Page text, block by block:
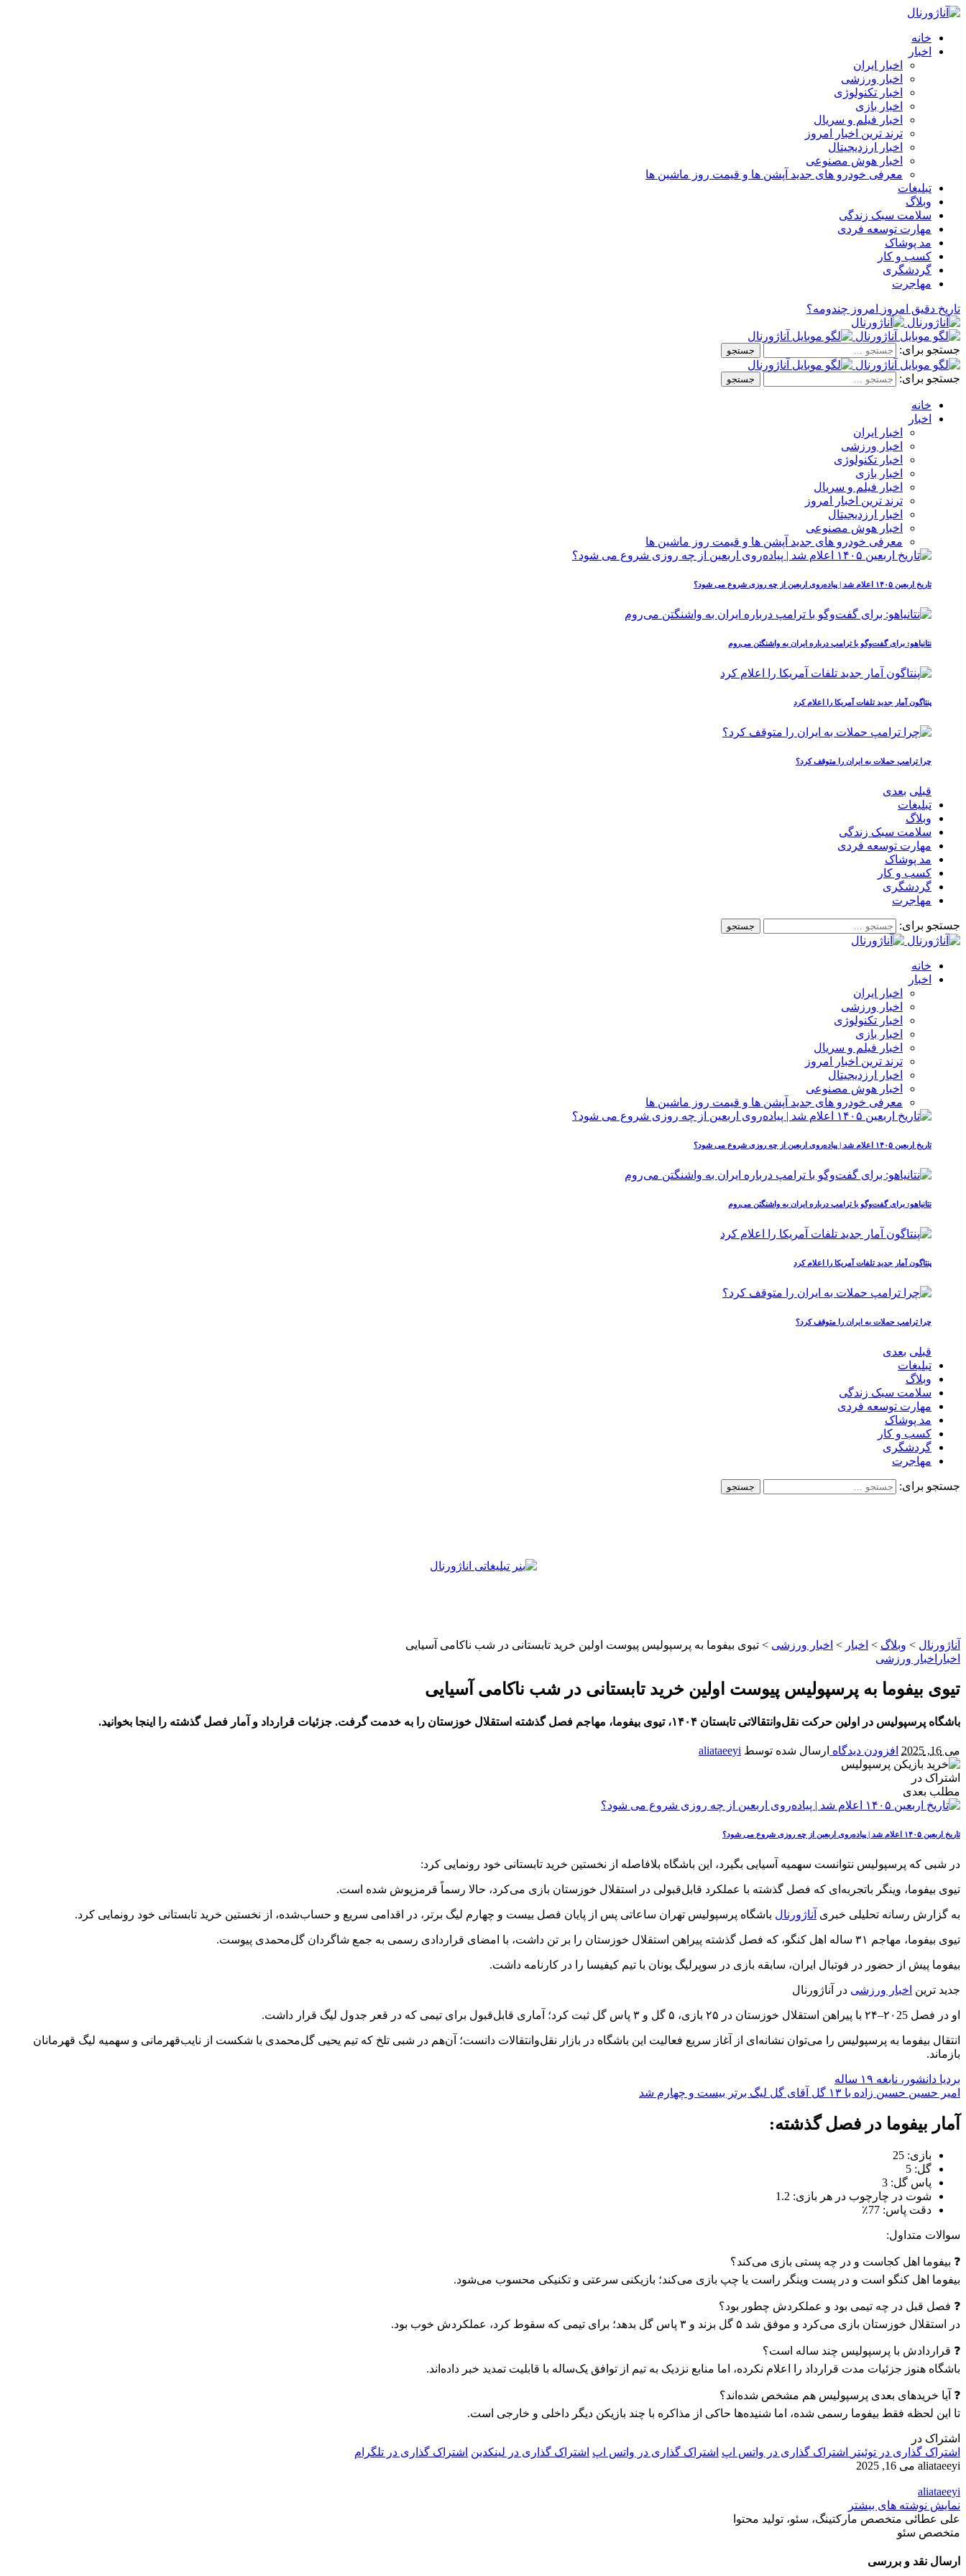
خانه
اخبار
اخبار ایران
اخبار ورزشی
اخبار تکنولوژی
اخبار بازی
اخبار فیلم و سریال
ترند ترین اخبار امروز
اخبار ارزدیجیتال
اخبار هوش مصنوعی
معرفی خودرو های جدید آپشن‌ ها و قیمت روز ماشین‌ ها
تبلیغات
وبلاگ
سلامت سبک زندگی
مهارت توسعه فردی
مد پوشاک
کسب و کار
گردشگری
مهاجرت
تاریخ دقیق امروز امروز چندومه؟
جستجو برای:
جستجو برای:
خانه
اخبار
اخبار ایران
اخبار ورزشی
اخبار تکنولوژی
اخبار بازی
اخبار فیلم و سریال
ترند ترین اخبار امروز
اخبار ارزدیجیتال
اخبار هوش مصنوعی
معرفی خودرو های جدید آپشن‌ ها و قیمت روز ماشین‌ ها
تاریخ اربعین ۱۴۰۵ اعلام شد | پیاده‌روی اربعین از چه روزی شروع می‌ شود؟
نتانیاهو: برای گفت‌وگو با ترامپ درباره ایران به واشنگتن می‌روم
پنتاگون آمار جدید تلفات آمریکا را اعلام کرد
چرا ترامپ حملات به ایران را متوقف کرد؟
قبلی بعدی
تبلیغات
وبلاگ
سلامت سبک زندگی
مهارت توسعه فردی
مد پوشاک
کسب و کار
گردشگری
مهاجرت
جستجو برای:
خانه
اخبار
اخبار ایران
اخبار ورزشی
اخبار تکنولوژی
اخبار بازی
اخبار فیلم و سریال
ترند ترین اخبار امروز
اخبار ارزدیجیتال
اخبار هوش مصنوعی
معرفی خودرو های جدید آپشن‌ ها و قیمت روز ماشین‌ ها
تاریخ اربعین ۱۴۰۵ اعلام شد | پیاده‌روی اربعین از چه روزی شروع می‌ شود؟
نتانیاهو: برای گفت‌وگو با ترامپ درباره ایران به واشنگتن می‌روم
پنتاگون آمار جدید تلفات آمریکا را اعلام کرد
چرا ترامپ حملات به ایران را متوقف کرد؟
قبلی بعدی
تبلیغات
وبلاگ
سلامت سبک زندگی
مهارت توسعه فردی
مد پوشاک
کسب و کار
گردشگری
مهاجرت
جستجو برای:
آناژورنال > وبلاگ > اخبار > اخبار ورزشی > تیوی بیفوما به پرسپولیس پیوست اولین خرید تابستانی در شب ناکامی آسیایی
اخبار اخبار ورزشی
تیوی بیفوما به پرسپولیس پیوست اولین خرید تابستانی در شب ناکامی آسیایی
باشگاه پرسپولیس در اولین حرکت نقل‌وانتقالاتی تابستان ۱۴۰۴، تیوی بیفوما، مهاجم فصل گذشته استقلال خوزستان را به خدمت گرفت. جزئیات قرارداد و آمار فصل گذشته را اینجا بخوانید.
می 16, 2025 افزودن دیدگاه ارسال شده توسط aliataeeyi
اشتراک در
مطلب بعدی
تاریخ اربعین ۱۴۰۵ اعلام شد | پیاده‌روی اربعین از چه روزی شروع می‌ شود؟
در شبی که پرسپولیس نتوانست سهمیه آسیایی بگیرد، این باشگاه بلافاصله از نخستین خرید تابستانی خود رونمایی کرد:
تیوی بیفوما، وینگر باتجربه‌ای که فصل گذشته با عملکرد قابل‌قبولی در استقلال خوزستان بازی می‌کرد، حالا رسماً قرمزپوش شده است.
به گزارش رسانه تحلیلی خبری آناژورنال باشگاه پرسپولیس تهران ساعاتی پس از پایان فصل بیست و چهارم لیگ برتر، در اقدامی سریع و حساب‌شده، از نخستین خرید تابستانی خود رونمایی کرد.
تیوی بیفوما، مهاجم ۳۱ ساله اهل کنگو، که فصل گذشته پیراهن استقلال خوزستان را بر تن داشت، با امضای قراردادی رسمی به جمع شاگردان گل‌محمدی پیوست.
بیفوما پیش از حضور در فوتبال ایران، سابقه بازی در سوپرلیگ یونان با تیم کیفیسا را در کارنامه داشت.
جدید ترین اخبار ورزشی در آناژورنال
او در فصل ۲۰25–۲۴ با پیراهن استقلال خوزستان در ۲۵ بازی، ۵ گل و ۳ پاس گل ثبت کرد؛ آماری قابل‌قبول برای تیمی که در قعر جدول لیگ قرار داشت.
انتقال بیفوما به پرسپولیس را می‌توان نشانه‌ای از آغاز سریع فعالیت این باشگاه در بازار نقل‌وانتقالات دانست؛ آن‌هم در شبی تلخ که تیم یحیی گل‌محمدی با شکست از نایب‌قهرمانی و سهمیه لیگ قهرمانان
بازماند.
بردیا دانشور، نابغه ۱۹ ساله
امیر حسین حسین‌ زاده با ۱۳ گل آقای گل لیگ برتر بیست‌ و چهارم شد
آمار بیفوما در فصل گذشته:
بازی: 25
گل: 5
پاس گل: 3
شوت در چارچوب در هر بازی: 1.2
دقت پاس: 77٪
سوالات متداول:
❓ بیفوما اهل کجاست و در چه پستی بازی می‌کند؟
بیفوما اهل کنگو است و در پست وینگر راست یا چپ بازی می‌کند؛ بازیکنی سرعتی و تکنیکی محسوب می‌شود.
❓ فصل قبل در چه تیمی بود و عملکردش چطور بود؟
در استقلال خوزستان بازی می‌کرد و موفق شد ۵ گل بزند و ۳ پاس گل بدهد؛ برای تیمی که سقوط کرد، عملکردش خوب بود.
❓ قراردادش با پرسپولیس چند ساله است؟
باشگاه هنوز جزئیات مدت قرارداد را اعلام نکرده، اما منابع نزدیک به تیم از توافق یک‌ساله با قابلیت تمدید خبر داده‌اند.
❓ آیا خریدهای بعدی پرسپولیس هم مشخص شده‌اند؟
تا این لحظه فقط بیفوما رسمی شده، اما شنیده‌ها حاکی از مذاکره با چند بازیکن دیگر داخلی و خارجی است.
اشتراک در
اشتراک گذاری در توئیتر
اشتراک گذاری در واتس اپ اشتراک گذاری در واتس اپ اشتراک گذاری در لینکدین اشتراک گذاری در تلگرام
aliataeeyi می 16, 2025
aliataeeyi
نمایش نوشته های بیشتر
علی عطائی متخصص مارکتینگ، سئو، تولید محتوا
متخصص سئو
ارسال نقد و بررسی